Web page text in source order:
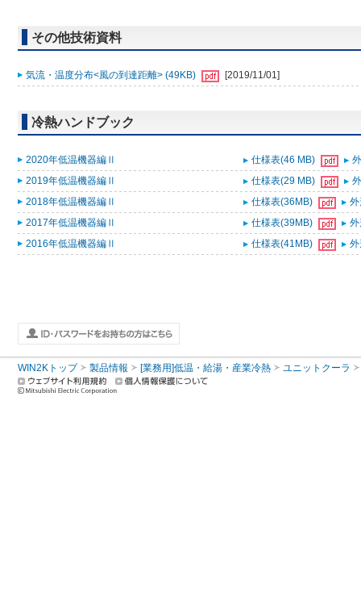
その他技術資料
気流・温度分布<風の到達距離> (49KB) [2019/11/01]
冷熱ハンドブック
2020年低温機器編Ⅱ 仕様表(46 MB)
2019年低温機器編Ⅱ
仕様表(29 MB)
2018年低温機器編Ⅱ
仕様表(36MB)
2017年低温機器編Ⅱ
仕様表(39MB)
2016年低温機器編Ⅱ
仕様表(41MB)
WIN2Kトップ 製品情報 [業務用]低温・給湯・産業冷熱 ユニットクーラ